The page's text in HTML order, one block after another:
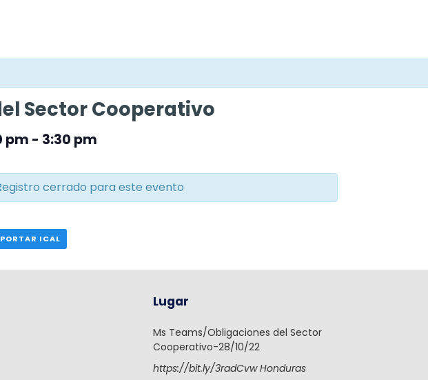
Sector Cooperativo
pm - 3:30 pm
cerrado para este evento
ICAL
Lugar
Ms Teams/Obligaciones del Sector
Cooperativo-28/10/22
https://bit.ly/3radCvw Honduras